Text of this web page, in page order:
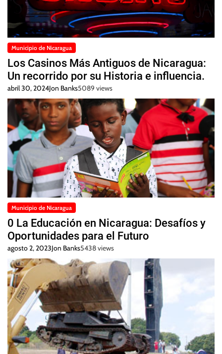
Municipio de Nicaragua
Los Casinos Más Antiguos de Nicaragua:
Un recorrido por su Historia e influencia.
abril 30, 2024Jon Banks5089 views
Municipio de Nicaragua
0 La Educación en Nicaragua: Desafíos y
Oportunidades para el Futuro
agosto 2, 2023Jon Banks5438 views